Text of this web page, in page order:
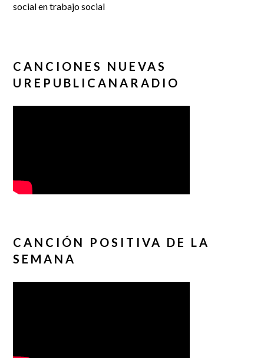
social en trabajo social
CANCIONES NUEVAS
UREPUBLICANARADIO
CANCIÓN POSITIVA DE LA
SEMANA